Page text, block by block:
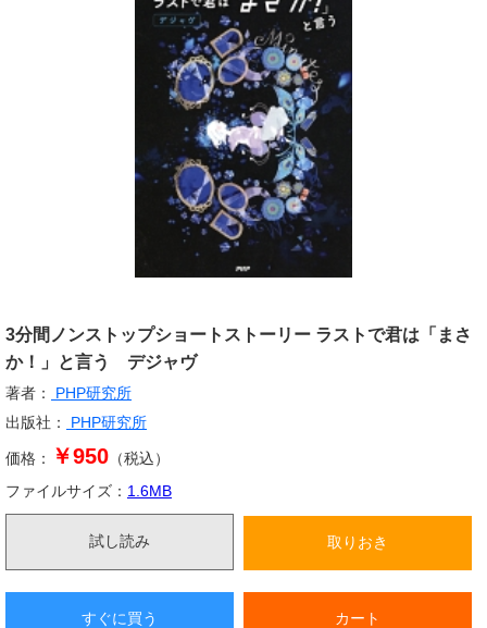
3分間ノンストップショートストーリー ラストで君は「まさ
か！」と言う デジャヴ
著者：
PHP研究所
出版社：
PHP研究所
価格： ￥950 （税込）
ファイルサイズ： 1.6MB
試し読み 取りおき
すぐに買う カート